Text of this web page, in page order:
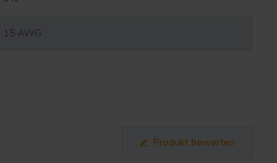
15 AWG
Produkt bewerten